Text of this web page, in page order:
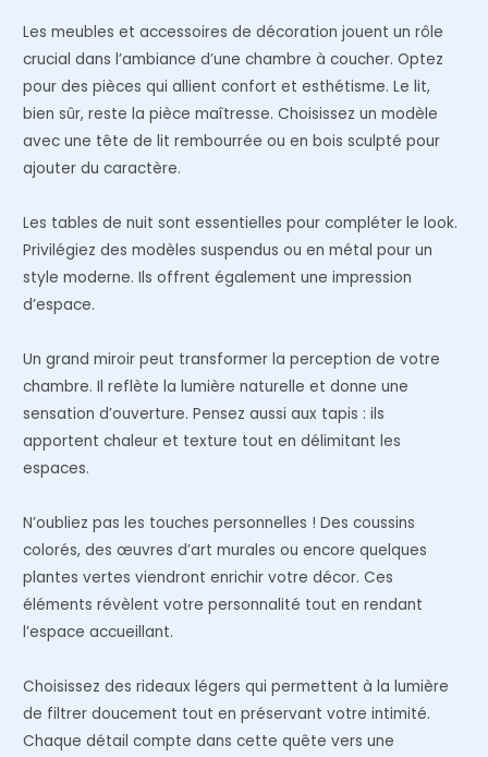
Les meubles et accessoires de décoration jouent un rôle
crucial dans l’ambiance d’une chambre à coucher. Optez
pour des pièces qui allient confort et esthétisme. Le lit,
bien sûr, reste la pièce maîtresse. Choisissez un modèle
avec une tête de lit rembourrée ou en bois sculpté pour
ajouter du caractère.
Les tables de nuit sont essentielles pour compléter le look.
Privilégiez des modèles suspendus ou en métal pour un
style moderne. Ils offrent également une impression
d’espace.
Un grand miroir peut transformer la perception de votre
chambre. Il reflète la lumière naturelle et donne une
sensation d’ouverture. Pensez aussi aux tapis : ils
apportent chaleur et texture tout en délimitant les
espaces.
N’oubliez pas les touches personnelles ! Des coussins
colorés, des œuvres d’art murales ou encore quelques
plantes vertes viendront enrichir votre décor. Ces
éléments révèlent votre personnalité tout en rendant
l’espace accueillant.
Choisissez des rideaux légers qui permettent à la lumière
de filtrer doucement tout en préservant votre intimité.
Chaque détail compte dans cette quête vers une